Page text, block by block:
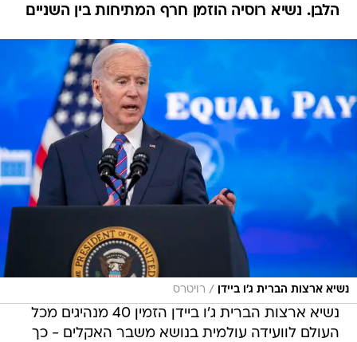
הלבן. נשיא רוסיה הוזמן חרף המתיחות בין השניים
נשיא ארצות הברית ג'ו ביידן / רויטרס
נשיא ארצות הברית ג'ו ביידן הזמין 40 מנהיגים מכל
העולם לוועידה עולמית בנושא משבר האקלים - כך